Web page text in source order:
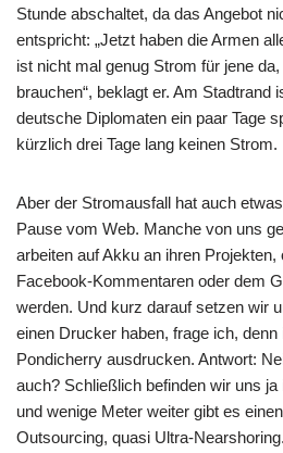
Stunde abschaltet, da das Angebot
entspricht: „Jetzt haben die Armen
ist nicht mal genug Strom für jene
brauchen“, beklagt er. Am Stadtrand
deutsche Diplomaten ein paar Tage
kürzlich drei Tage lang keinen Strom.
Aber der Stromausfall hat auch
Pause vom Web. Manche von uns
arbeiten auf Akku an ihren
Facebook-Kommentaren oder dem
werden. Und kurz darauf setzen wir
einen Drucker haben, frage ich,
Pondicherry ausdrucken. Antwort:
auch? Schließlich befinden wir uns ja
und wenige Meter weiter gibt es
Outsourcing, quasi Ultra-